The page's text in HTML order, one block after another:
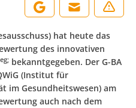
hat heute das
des innovativen
bekanntgegeben. Der G-BA
(Institut für
im Gesundheitswesen) am
auch nach dem